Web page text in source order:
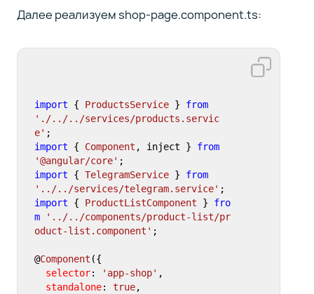
Далее реализуем shop-page.component.ts:
import { ProductsService } from
'./../../services/products.servic
e'
import { Component , inject } from
'@angular/core'
import { TelegramService } from
'../../services/telegram.service'
import { ProductListComponent } fro
m
'../../components/product-list/pr
oduct-list.component' ;
@Component ({
selector: 'app-shop' ,
standalone: true,